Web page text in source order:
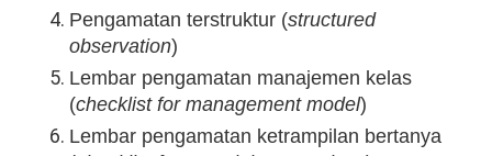
Pengamatan terstruktur (structured
observation)
Lembar pengamatan manajemen kelas
(checklist for management model)
Lembar pengamatan ketrampilan bertanya